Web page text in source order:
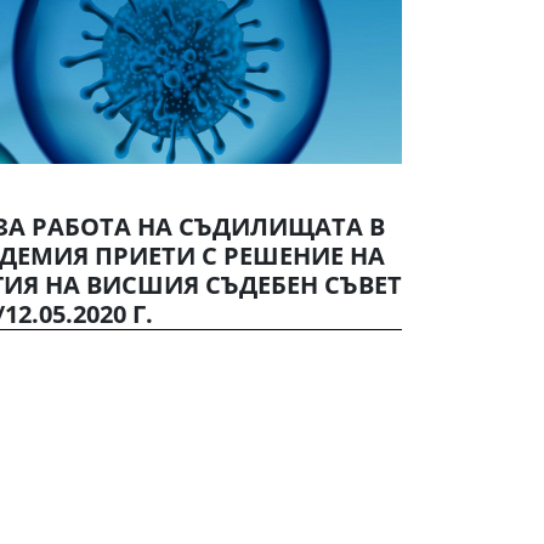
РАБОТА НА СЪДИЛИЩАТА В
ПРИЕТИ С РЕШЕНИЕ НА
НА ВИСШИЯ СЪДЕБЕН СЪВЕТ
Г.